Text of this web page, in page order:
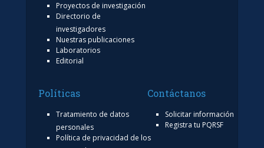
Proyectos de investigación
Directorio de
investigadores
Nuestras publicaciones
Laboratorios
Editorial
Políticas
Tratamiento de datos
personales
Política de privacidad de los
Contáctanos
Solicitar información
Registra tu PQRSF